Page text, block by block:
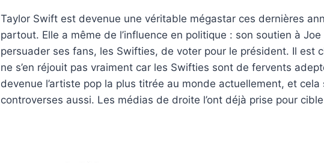
Taylor Swift est devenue une véritable mégastar ces dernières
partout. Elle a même de l’influence en politique : son soutien à
persuader ses fans, les Swifties, de voter pour le président. Il est
ne s’en réjouit pas vraiment car les Swifties sont de fervents
devenue l’artiste pop la plus titrée au monde actuellement, et
controverses aussi. Les médias de droite l’ont déjà prise pour